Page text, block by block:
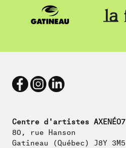
Centre d'artistes AXENÉO7
80, rue Hanson
Gatineau (Québec) J8Y 3M5